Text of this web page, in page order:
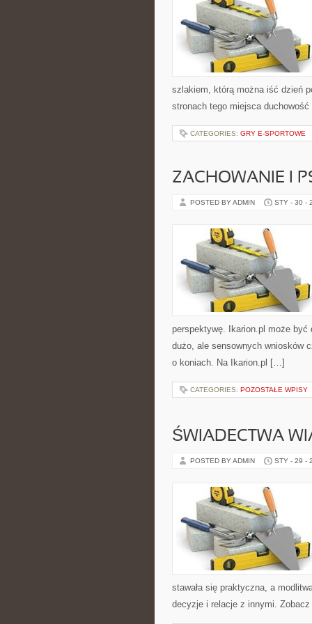
szlakiem, którą można iść dzień
stronach tego miejsca
CATEGORIES: GRY E-SPORTOWE
ZACHOWANIE I
POSTED BY ADMIN STY - 30 -
perspektywę. Ikarion.pl może
dużo, ale sensownych wniosków
o koniach. Na Ikarion.pl […]
CATEGORIES: POZOSTAŁE WPISY
ŚWIADECTWA
POSTED BY ADMIN STY - 29 -
stawała się praktyczna, a
decyzje i relacje z innymi.